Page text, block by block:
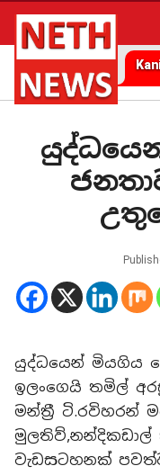
යුද්ධයෙන් මියගිය
ඉලංගෙයි තමිල්
මන්ත්‍රී ටි.රවිහරන්
මුලතිව්,නන්දිකඩාල්
වැඩසටහනක්